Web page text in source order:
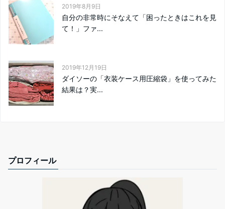
2019年8月9日
自分の非常時にそなえて「困ったときはこれを見
て！」ファ...
2019年12月19日
ダイソーの「衣装ケース用圧縮袋」を使ってみた
結果は？実...
プロフィール